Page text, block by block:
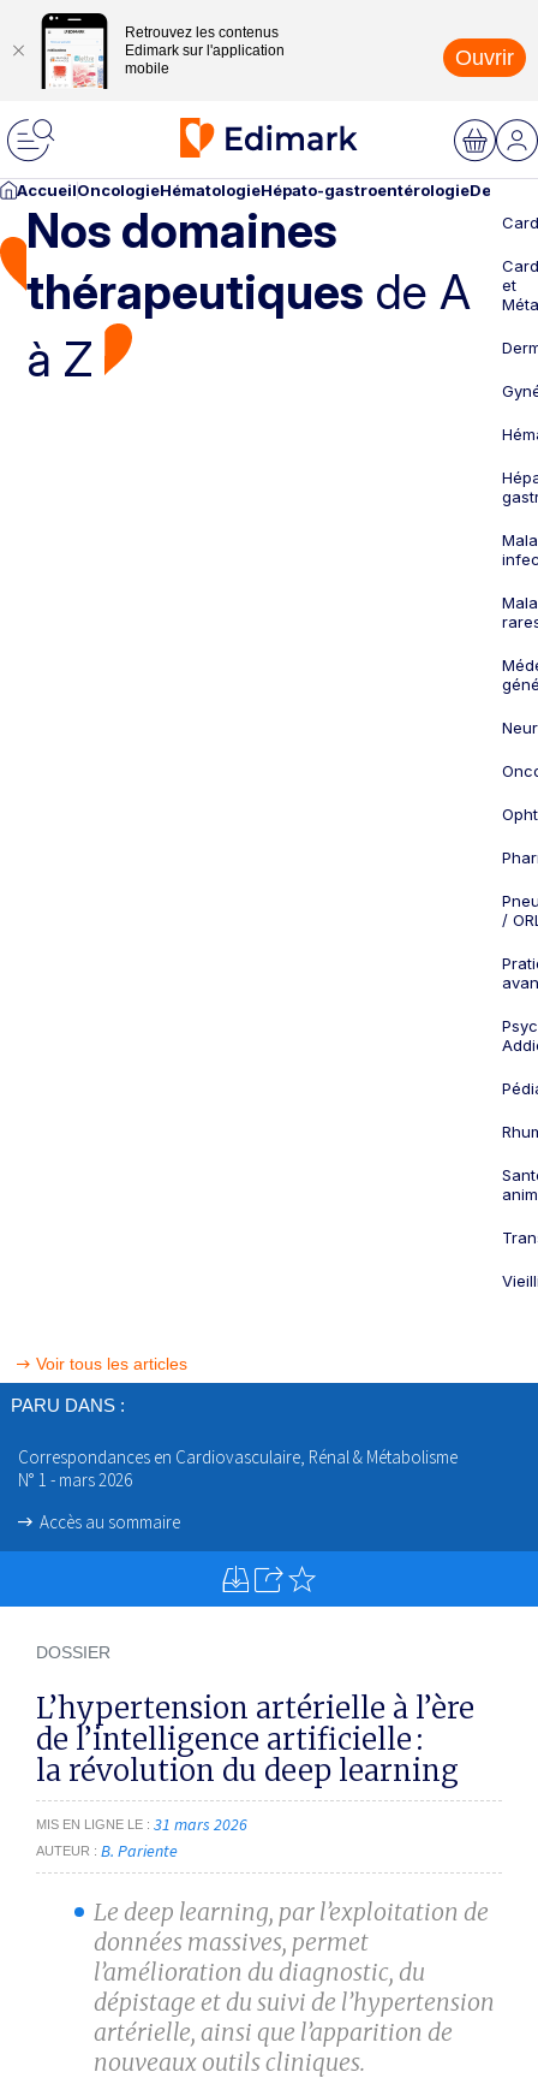
Retrouvez les contenus
Edimark sur l'application
mobile
Ouvrir
AccueilOncologieHématologieHépato-gastroentérologie
Nos domaines
thérapeutiques de A
à Z
et
/
Voir tous les articles
PARU DANS :
Correspondances en Cardiovasculaire, Rénal & Métabolisme
N° 1 - mars 2026
Accès au sommaire
DOSSIER
L’hypertension artérielle à l’ère
de l’intelligence artificielle :
la révolution du deep learning
MIS EN LIGNE LE 31 mars 2026
AUTEUR B. Pariente
Le deep learning, par l’exploitation de
données massives, permet
l’amélioration du diagnostic, du
dépistage et du suivi de l’hypertension
artérielle, ainsi que l’apparition de
nouveaux outils cliniques.